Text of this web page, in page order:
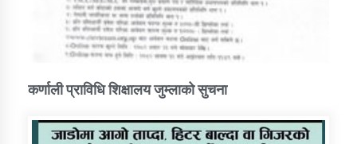
कर्णाली प्राविधि शिक्षालय जुम्लाको सुचना